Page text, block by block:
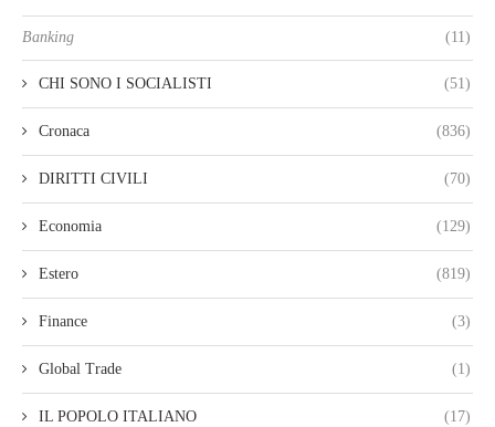
Banking (11)
CHI SONO I SOCIALISTI (51)
Cronaca (836)
DIRITTI CIVILI (70)
Economia (129)
Estero (819)
Finance (3)
Global Trade (1)
IL POPOLO ITALIANO (17)